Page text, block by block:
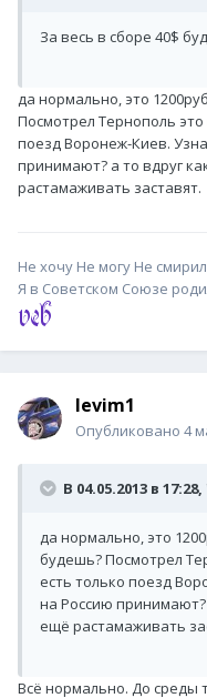
За весь в сборе 40$
да нормально, это
Посмотрел Тернополь
поезд Воронеж-Киев.
принимают? а то вдруг
растамаживать заставят.
Не хочу Не могу Не
Я в Советском Союзе
levim1
Опубликовано 4
В 04.05.2013 в
да нормально, это
будешь? Посмотрел
есть только поезд
на Россию
ещё растамаживать
Всё нормально. До среды